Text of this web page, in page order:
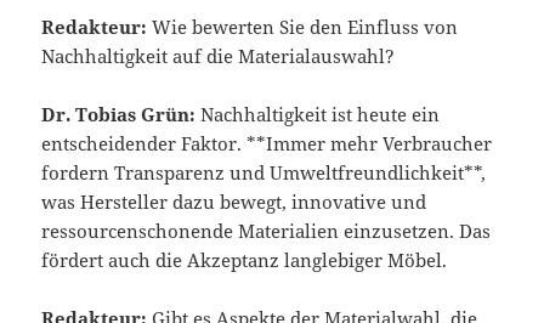
Redakteur: Wie bewerten Sie den Einfluss von
Nachhaltigkeit auf die Materialauswahl?
Dr. Tobias Grün: Nachhaltigkeit ist heute ein
entscheidender Faktor. **Immer mehr Verbraucher
fordern Transparenz und Umweltfreundlichkeit**,
was Hersteller dazu bewegt, innovative und
ressourcenschonende Materialien einzusetzen. Das
fördert auch die Akzeptanz langlebiger Möbel.
Redakteur: Gibt es Aspekte der Materialwahl, die